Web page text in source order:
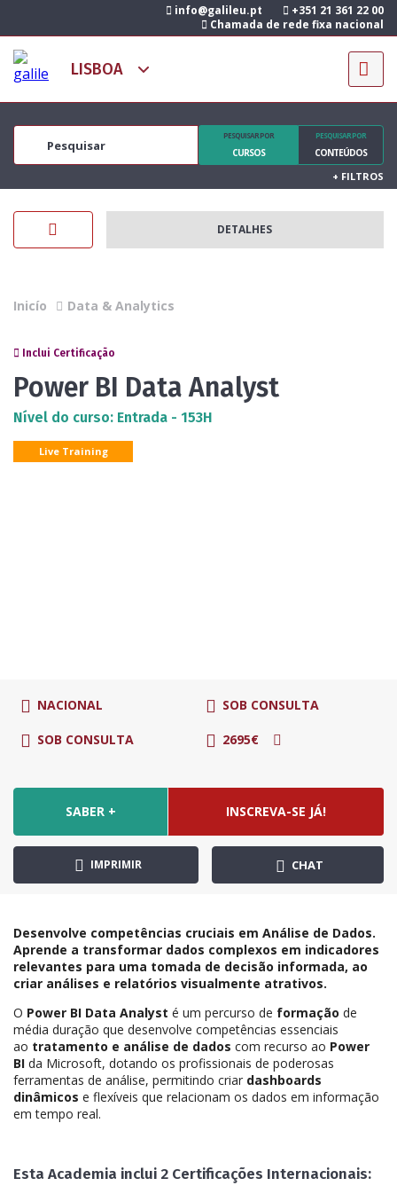
info@galileu.pt
+351 21 361 22 00
Chamada de rede fixa nacional
PESQUISAR POR
CURSOS
PESQUISAR POR
CONTEÚDOS
+ FILTROS
DETALHES
Inicío Data & Analytics
Inclui Certificação
Power BI Data Analyst
Nível do curso: Entrada - 153H
Live Training
NACIONAL SOB CONSULTA
SOB CONSULTA 2695€
SABER + INSCREVA-SE JÁ!
IMPRIMIR CHAT
Desenvolve competências cruciais em Análise de Dados.
Aprende a transformar dados complexos em indicadores
relevantes para uma tomada de decisão informada, ao
criar análises e relatórios visualmente atrativos.
O Power BI Data Analyst é um percurso de formação de
média duração que desenvolve competências essenciais
ao tratamento e análise de dados com recurso ao Power
BI da Microsoft, dotando os profissionais de poderosas
ferramentas de análise, permitindo criar dashboards
dinâmicos e flexíveis que relacionam os dados em informação
em tempo real.
Esta Academia inclui 2 Certificações Internacionais: